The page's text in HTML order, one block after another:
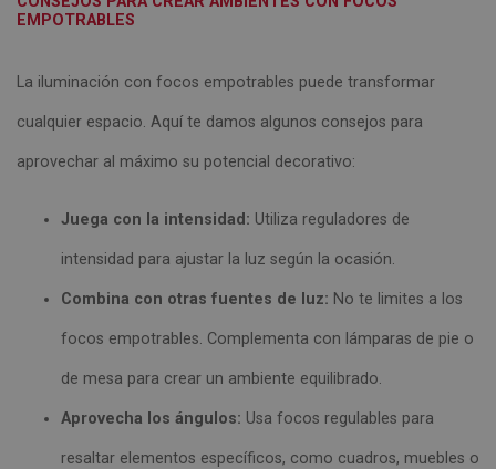
EMPOTRABLES
La iluminación con focos empotrables puede transformar
cualquier espacio. Aquí te damos algunos consejos para
aprovechar al máximo su potencial decorativo:
Juega con la intensidad: Utiliza reguladores de
intensidad para ajustar la luz según la ocasión.
Combina con otras fuentes de luz: No te limites a los
focos empotrables. Complementa con lámparas de pie o
de mesa para crear un ambiente equilibrado.
Aprovecha los ángulos: Usa focos regulables para
resaltar elementos específicos, como cuadros, muebles o